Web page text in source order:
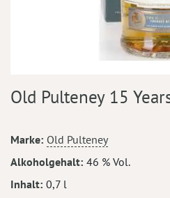
Anfang
springen
Old Pulteney 15
Mehr
Informationen
Marke Old Pulteney
Alkoholgehalt 46 % Vol.
Inhalt 0,7 l